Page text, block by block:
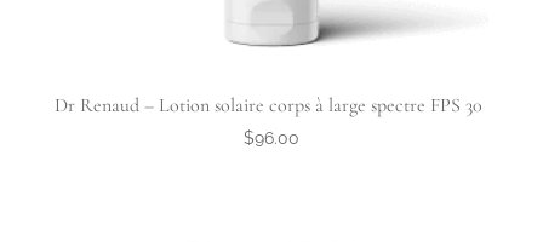
Dr Renaud – Lotion solaire corps à large spectre FPS 30
$96.00